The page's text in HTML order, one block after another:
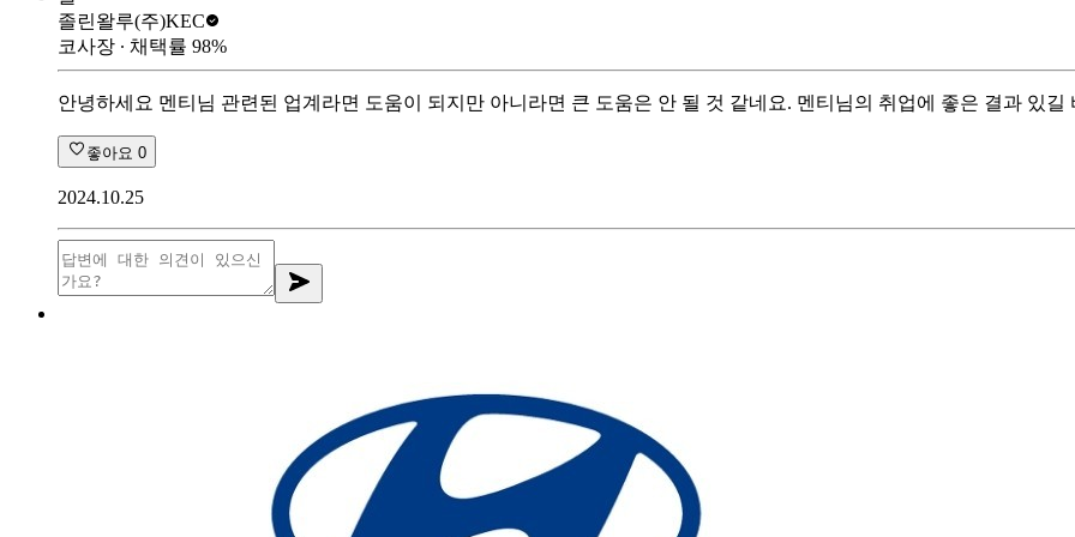
졸린왈루(주)KEC
코사장 ∙ 채택률 98%
안녕하세요 멘티님 관련된 업계라면 도움이 되지만 아니라면 큰 도움은 안 될 것 같네요. 멘티님의 취업에 좋은 결과 있길
좋아요 0
2024.10.25